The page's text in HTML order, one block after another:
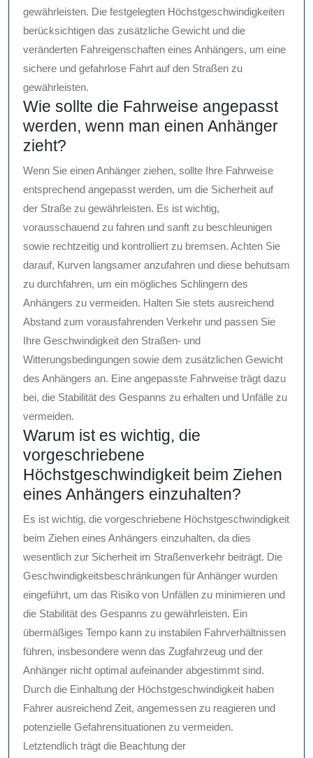
gewährleisten. Die festgelegten Höchstgeschwindigkeiten
berücksichtigen das zusätzliche Gewicht und die
veränderten Fahreigenschaften eines Anhängers, um eine
sichere und gefahrlose Fahrt auf den Straßen zu
gewährleisten.
Wie sollte die Fahrweise angepasst
werden, wenn man einen Anhänger
zieht?
Wenn Sie einen Anhänger ziehen, sollte Ihre Fahrweise
entsprechend angepasst werden, um die Sicherheit auf
der Straße zu gewährleisten. Es ist wichtig,
vorausschauend zu fahren und sanft zu beschleunigen
sowie rechtzeitig und kontrolliert zu bremsen. Achten Sie
darauf, Kurven langsamer anzufahren und diese behutsam
zu durchfahren, um ein mögliches Schlingern des
Anhängers zu vermeiden. Halten Sie stets ausreichend
Abstand zum vorausfahrenden Verkehr und passen Sie
Ihre Geschwindigkeit den Straßen- und
Witterungsbedingungen sowie dem zusätzlichen Gewicht
des Anhängers an. Eine angepasste Fahrweise trägt dazu
bei, die Stabilität des Gespanns zu erhalten und Unfälle zu
vermeiden.
Warum ist es wichtig, die
vorgeschriebene
Höchstgeschwindigkeit beim Ziehen
eines Anhängers einzuhalten?
Es ist wichtig, die vorgeschriebene Höchstgeschwindigkeit
beim Ziehen eines Anhängers einzuhalten, da dies
wesentlich zur Sicherheit im Straßenverkehr beiträgt. Die
Geschwindigkeitsbeschränkungen für Anhänger wurden
eingeführt, um das Risiko von Unfällen zu minimieren und
die Stabilität des Gespanns zu gewährleisten. Ein
übermäßiges Tempo kann zu instabilen Fahrverhältnissen
führen, insbesondere wenn das Zugfahrzeug und der
Anhänger nicht optimal aufeinander abgestimmt sind.
Durch die Einhaltung der Höchstgeschwindigkeit haben
Fahrer ausreichend Zeit, angemessen zu reagieren und
potenzielle Gefahrensituationen zu vermeiden.
Letztendlich trägt die Beachtung der